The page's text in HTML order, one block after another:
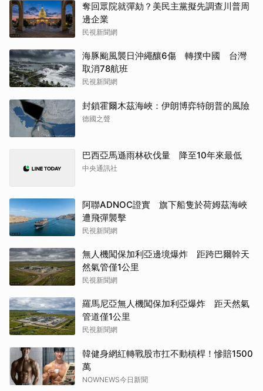
奪回眾院就彈劾？美民主黨擬先調查川普周
邊企業
民視新聞網
海豚颱風襲日沖繩釀6傷 轉撲中國 台灣
取消78航班
民視新聞網
封鎖霍爾木茲海峽：伊朗博弈特朗普的風險
德國之聲
巴西亞馬遜雨林砍伐量 降至10年來最低
中央通訊社
阿聯ADNOC證實 旗下船隻於荷姆茲海峽
遭飛彈襲擊
民視新聞網
無人機闖保加利亞邊境爆炸 距跨巴爾幹天
然氣管僅1公里
民視新聞網
羅馬尼亞無人機闖保加利亞爆炸 距天然氣
管道僅1公里
民視新聞網
韓健身網紅轉戰股市扛不動槓桿！慘賠1500
萬
NOWNEWS今日新聞